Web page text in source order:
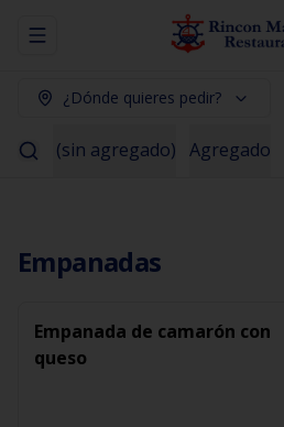
Abrir menu de navegación
¿Dónde quieres pedir?
(sin agregado) Agregado
Empanadas
Empanada de camarón con
queso